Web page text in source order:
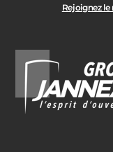
Rejoignez le